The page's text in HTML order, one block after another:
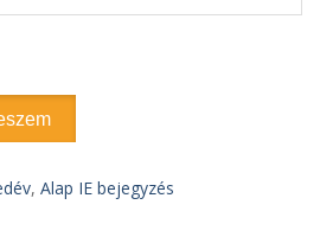
, Alap IE bejegyzés